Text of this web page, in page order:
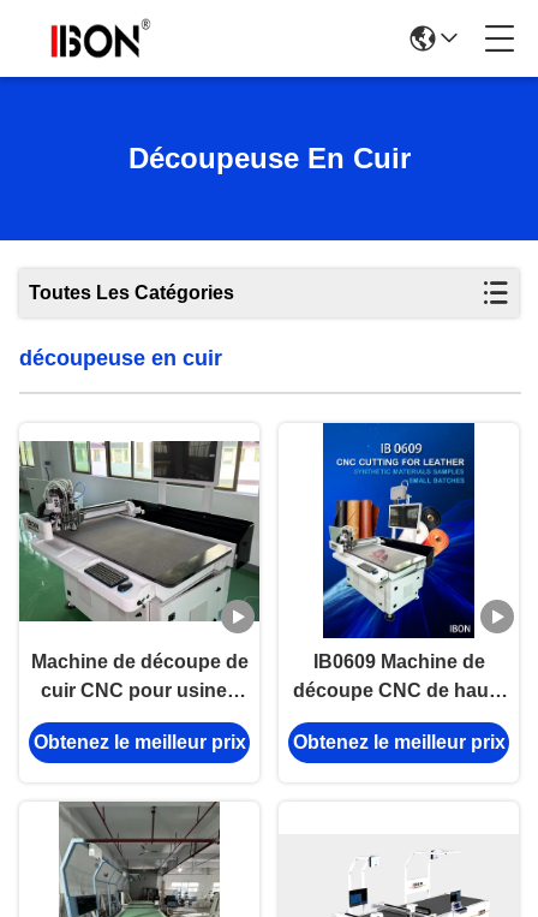
Découpeuse En Cuir
Toutes Les Catégories
découpeuse en cuir
Machine de découpe de
cuir CNC pour usines
de chaussures
Obtenez le meilleur prix
IB0609 Machine de
découpe CNC de haute
précision avec zone de
découpe de 600*900
Obtenez le meilleur prix